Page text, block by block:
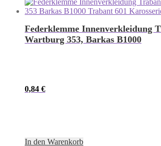
Federklemme Innenverkleidung
Wartburg 353, Barkas B1000
0,84 €
In den Warenkorb